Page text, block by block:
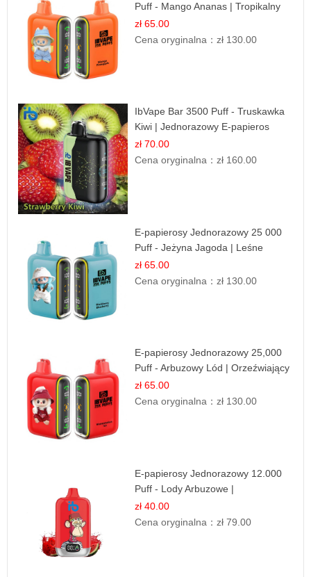
Puff - Mango Ananas | Tropikalny
Smak
zł 65.00
Cena oryginalna：zł 130.00
IbVape Bar 3500 Puff - Truskawka
Kiwi | Jednorazowy E-papieros
zł 70.00
Cena oryginalna：zł 160.00
E-papierosy Jednorazowy 25 000
Puff - Jeżyna Jagoda | Leśne
Owoce
zł 65.00
Cena oryginalna：zł 130.00
E-papierosy Jednorazowy 25,000
Puff - Arbuzowy Lód | Orzeźwiający
Smak
zł 65.00
Cena oryginalna：zł 130.00
E-papierosy Jednorazowy 12.000
Puff - Lody Arbuzowe |
Orzeźwiający Smak
zł 40.00
Cena oryginalna：zł 79.00